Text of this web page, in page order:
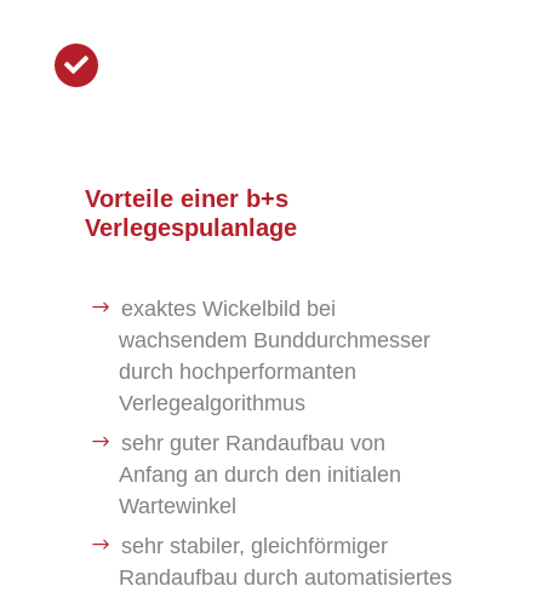

Vorteile einer b+s
Verlegespulanlage
exaktes Wickelbild bei
wachsendem Bunddurchmesser
durch hochperformanten
Verlegealgorithmus
sehr guter Randaufbau von
Anfang an durch den initialen
Wartewinkel
sehr stabiler, gleichförmiger
Randaufbau durch automatisiertes